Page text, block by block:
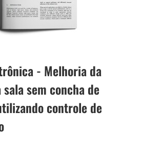
- Melhoria da
sem concha de
controle de